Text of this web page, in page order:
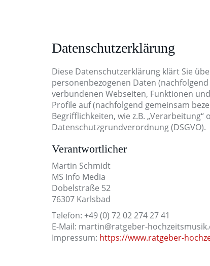
Datenschutzerklärung
Diese Datenschutzerklärung klärt Sie
personenbezogenen Daten
verbundenen Webseiten, Funktionen
Profile auf (nachfolgend gemeinsam
Begrifflichkeiten, wie z.B.
Datenschutzgrundverordnung (DSGVO).
Verantwortlicher
Martin Schmidt
MS Info Media
Dobelstraße 52
76307 Karlsbad
Telefon: +49 (0) 72 02 274 27 41
E-Mail: martin@ratgeber-
Impressum: https://www.ratgeber-